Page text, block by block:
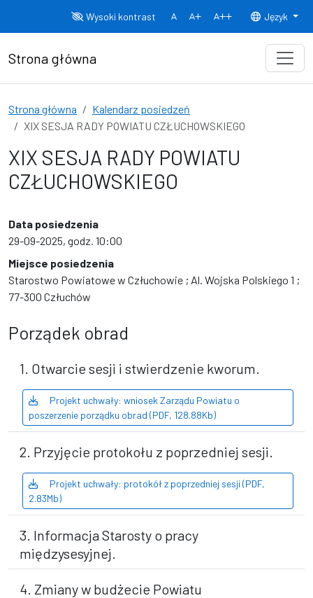
Wysoki kontrast
Normalny rozmiar czcionki
Rozmiar czcionki 150% Rozmiar
Język
Strona główna
Strona główna
Kalendarz posiedzeń
XIX SESJA RADY POWIATU CZŁUCHOWSKIEGO
XIX SESJA RADY POWIATU
CZŁUCHOWSKIEGO
Data posiedzenia
29-09-2025, godz. 10:00
Miejsce posiedzenia
Starostwo Powiatowe w Człuchowie ; Al. Wojska Polskiego 1 ;
77-300 Człuchów
Porządek obrad
1. Otwarcie sesji i stwierdzenie kworum.
Projekt uchwały: wniosek Zarządu Powiatu o
poszerzenie porządku obrad (PDF, 128.88Kb)
2. Przyjęcie protokołu z poprzedniej sesji.
Projekt uchwały: protokół z poprzedniej sesji (PDF,
2.83Mb)
3. Informacja Starosty o pracy
międzysesyjnej.
4. Zmiany w budżecie Powiatu